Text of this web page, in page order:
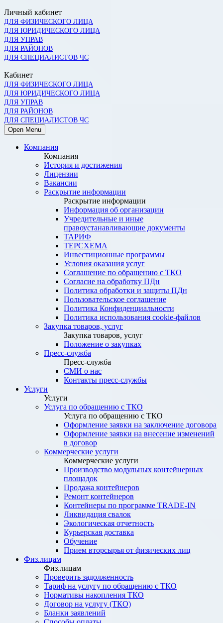
Личный кабинет
ДЛЯ ФИЗИЧЕСКОГО ЛИЦА
ДЛЯ ЮРИДИЧЕСКОГО ЛИЦА
ДЛЯ УПРАВ
ДЛЯ РАЙОНОВ
ДЛЯ СПЕЦИАЛИСТОВ ЧС
Кабинет
ДЛЯ ФИЗИЧЕСКОГО ЛИЦА
ДЛЯ ЮРИДИЧЕСКОГО ЛИЦА
ДЛЯ УПРАВ
ДЛЯ РАЙОНОВ
ДЛЯ СПЕЦИАЛИСТОВ ЧС
Open Menu
Компания
Компания
История и достижения
Лицензии
Вакансии
Раскрытие информации
Раскрытие информации
Информация об организации
Учредительные и иные
правоустанавливающие документы
ТАРИФ
ТЕРСХЕМА
Инвестиционные программы
Условия оказания услуг
Соглашение по обращению с ТКО
Согласие на обработку ПДн
Политика обработки и защиты ПДн
Пользовательское соглашение
Политика Конфиденциальности
Политика использования cookie-файлов
Закупка товаров, услуг
Закупка товаров, услуг
Положение о закупках
Пресс-служба
Пресс-служба
СМИ о нас
Контакты пресс-службы
Услуги
Услуги
Услуга по обращению с ТКО
Услуга по обращению с ТКО
Оформление заявки на заключение договора
Оформление заявки на внесение изменений
в договор
Коммерческие услуги
Коммерческие услуги
Производство модульных контейнерных
площадок
Продажа контейнеров
Ремонт контейнеров
Контейнеры по программе TRADE-IN
Ликвидация свалок
Экологическая отчетность
Курьерская доставка
Обучение
Прием вторсырья от физических лиц
Физ.лицам
Физ.лицам
Проверить задолженность
Тариф на услугу по обращению с ТКО
Нормативы накопления ТКО
Договор на услугу (ТКО)
Бланки заявлений